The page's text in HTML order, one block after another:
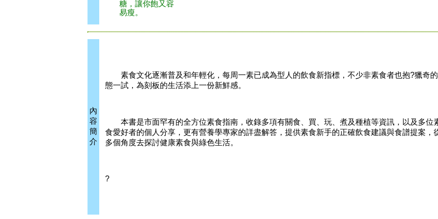
糖，讓你飽又容
易瘦。
內
容
簡
介
素食文化逐漸普及和年輕化，每周一素已成為型人的飲食新指標，不少非素食者也抱?獵奇
態一試，為刻板的生活添上一份新鮮感。
本書是市面罕有的全方位素食指南，收錄多項有關食、買、玩、煮及種植等資訊，以及多位
食愛好者的個人分享，更有營養學專家的詳盡解答，提供素食新手的正確飲食建議與食譜提案，
多個角度去探討健康素食與綠色生活。
?